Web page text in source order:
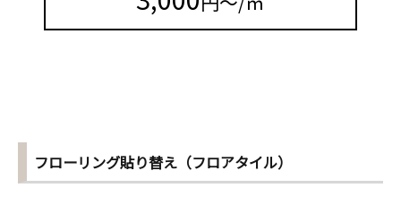
フローリング貼り替え（フロアタイル）